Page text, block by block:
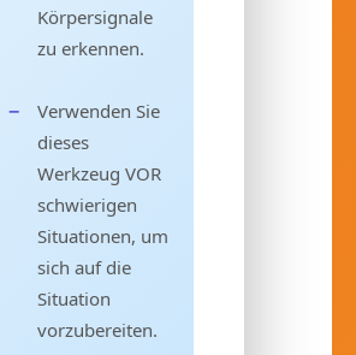
Körpersignale
zu erkennen.
Verwenden Sie
dieses
Werkzeug VOR
schwierigen
Situationen, um
sich auf die
Situation
vorzubereiten.